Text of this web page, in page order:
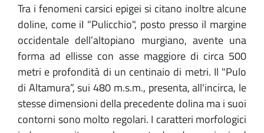
Tra i fenomeni carsici epigei si citano inoltre alcune
doline, come iI "Pulicchio", posto presso il margine
occidentale dell’altopiano murgiano, avente una
forma ad ellisse con asse maggiore di circa 500
metri e profondità di un centinaio di metri. Il "Pulo
di Altamura”, sui 480 m.s.m., presenta, all'incirca, le
stesse dimensioni della precedente dolina ma i suoi
contorni sono molto regolari. I caratteri morfologici